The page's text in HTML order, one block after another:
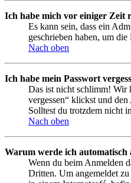
Ich habe mich vor einiger Zeit
Es kann sein, dass ein
geschrieben haben, um
Nach oben
Ich habe mein Passwort
Das ist nicht schlimm! Wir
vergessen“ klickst und
Solltest du trotzdem nicht
Nach oben
Warum werde ich automatisch
Wenn du beim Anmelden
Dritten. Um angemeldet